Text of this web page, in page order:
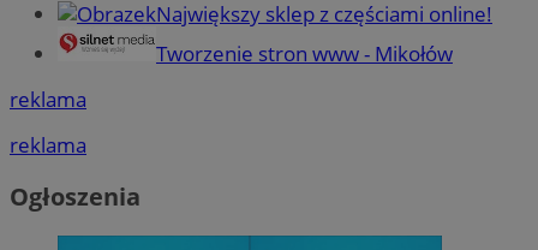
Największy sklep z częściami online!
Tworzenie stron www - Mikołów
reklama
reklama
Ogłoszenia